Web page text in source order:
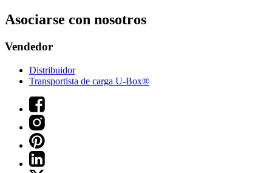
Asociarse con nosotros
Vendedor
Distribuidor
Transportista de carga U-Box®